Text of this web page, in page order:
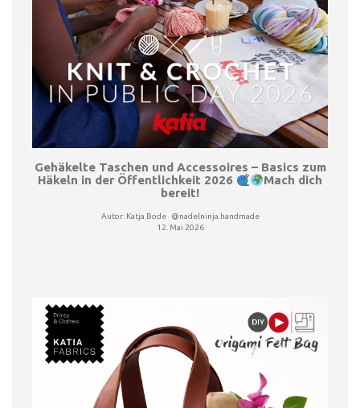
Gehäkelte Taschen und Accessoires – Basics zum
Häkeln in der Öffentlichkeit 2026
Mach dich
bereit!
Autor: Katja Bode · @nadelninja.handmade
12. Mai 2026